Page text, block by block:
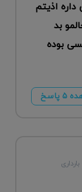
داره اذیتم
بد
بوده
پاسخ